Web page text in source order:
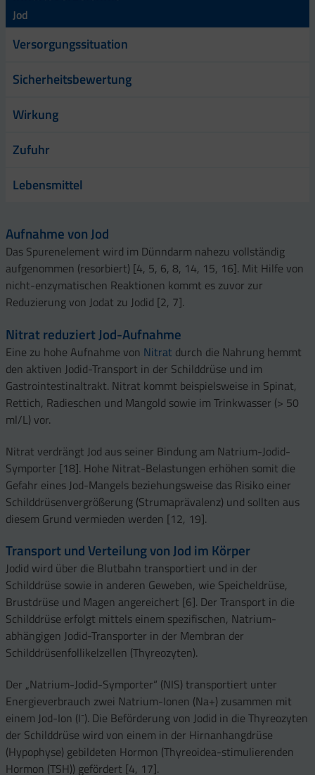
Jod
Versorgungssituation
Sicherheitsbewertung
Wirkung
Zufuhr
Lebensmittel
Aufnahme von Jod
Das Spurenelement wird im Dünndarm nahezu vollständig
aufgenommen (resorbiert) [4, 5, 6, 8, 14, 15, 16]. Mit Hilfe von
nicht-enzymatischen Reaktionen kommt es zuvor zur
Reduzierung von Jodat zu Jodid [2, 7].
Nitrat reduziert Jod-Aufnahme
Eine zu hohe Aufnahme von Nitrat durch die Nahrung hemmt
den aktiven Jodid-Transport in der Schilddrüse und im
Gastrointestinaltrakt. Nitrat kommt beispielsweise in Spinat,
Rettich, Radieschen und Mangold sowie im Trinkwasser (> 50
ml/L) vor.
Nitrat verdrängt Jod aus seiner Bindung am Natrium-Jodid-
Symporter [18]. Hohe Nitrat-Belastungen erhöhen somit die
Gefahr eines Jod-Mangels beziehungsweise das Risiko einer
Schilddrüsenvergrößerung (Strumaprävalenz) und sollten aus
diesem Grund vermieden werden [12, 19].
Transport und Verteilung von Jod im Körper
Jodid wird über die Blutbahn transportiert und in der
Schilddrüse sowie in anderen Geweben, wie Speicheldrüse,
Brustdrüse und Magen angereichert [6]. Der Transport in die
Schilddrüse erfolgt mittels einem spezifischen, Natrium-
abhängigen Jodid-Transporter in der Membran der
Schilddrüsenfollikelzellen (Thyreozyten).
Der „Natrium-Jodid-Symporter“ (NIS) transportiert unter
Energieverbrauch zwei Natrium-Ionen (Na+) zusammen mit
einem Jod-Ion (I-). Die Beförderung von Jodid in die Thyreozyten
der Schilddrüse wird von einem in der Hirnanhangdrüse
(Hypophyse) gebildeten Hormon (Thyreoidea-stimulierenden
Hormon (TSH)) gefördert [4, 17].